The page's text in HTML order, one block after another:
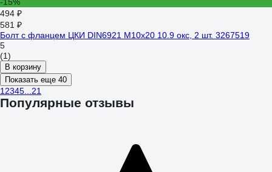
494 ₽
581 ₽
Болт с фланцем ЦКИ DIN6921 М10x20 10.9 окс, 2 шт. 3267519
5
(1)
В корзину
Показать еще 40
1 2345 21
Популярные отзывы